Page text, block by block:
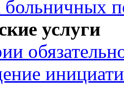
больничных
услуги